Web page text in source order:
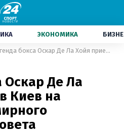
ЭКОНОМИКА
Легенда бокса Оскар Де Ла Хойя приедет в Киев на конгресс Всемирного боксерского совета
Оскар Де Ла
Киев на